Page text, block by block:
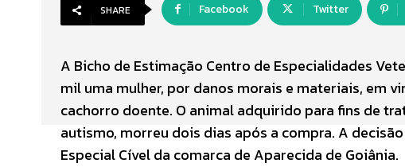
SHARE Facebook Twitter
A Bicho de Estimação Centro de Especialidades
mil uma mulher, por danos morais e materiais, em
cachorro doente. O animal adquirido para fins de
autismo, morreu dois dias após a compra. A
Especial Cível da comarca de Aparecida de Goiânia.